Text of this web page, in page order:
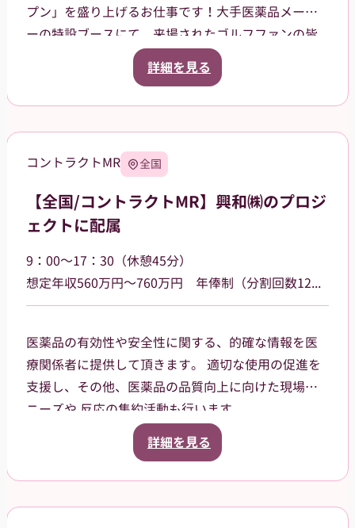
プン」を盛り上げるお仕事です！大手医薬品メーカ
ーの特設ブースにて、来場されたゴルフファンの皆
様への声掛けや、商品（栄養ドリンク、双眼鏡、大
会グッズ）の販売、ドリンクのサンプリング（配
まで移動していただく予定です（タクシー代は会社
【服装について】
統一感のあるユニフォームで、一体感を持ってお仕
事できます！
貸与品： ジャンパー、ポロシャツ、キャップをこち
ーカーでお越しください。
詳細を見る
コントラクトMR 全国
【全国/コントラクトMR】興和㈱のプロジ
ェクトに配属
9：00～17：30（休憩45分）
想定年収560万円～760万円 年俸制（分割回数12回）基本給400,000円～ その他の手当あり
医薬品の有効性や安全性に関する、的確な情報を医
療関係者に提供して頂きます。 適切な使用の促進を
支援し、その他、医薬品の品質向上に向けた現場の
ニーズや 反応の集約活動も行います。
《～入社後について～》 入社時における導入研修
や、就業以降も業務に関する相談が可能です。 常に
詳細を見る